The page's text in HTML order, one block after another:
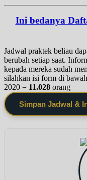
Ini bedanya
Jadwal praktek beliau
berubah setiap saat.
kepada mereka sudah
silahkan isi form di
2020 = 11.028 orang
Simpan Jadwal &